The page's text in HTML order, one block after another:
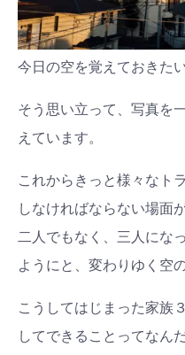
今日の空を覚えておきたい
そう思い立って、写真を
えています。
これからきっと様々なト
しなければならない場面
二人でもなく、三人にな
ようにと、変わりゆく空
こうしてはじまった家族
してできることってな